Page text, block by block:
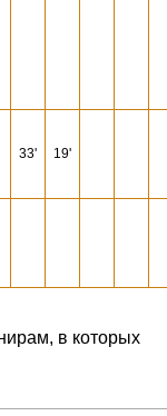
33' 19'
в которых